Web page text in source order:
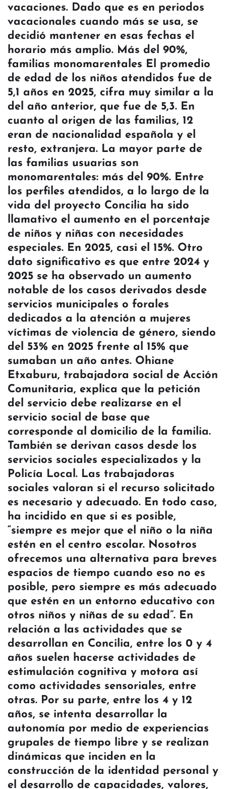
vacaciones. Dado que es en periodos
vacacionales cuando más se usa, se
decidió mantener en esas fechas el
horario más amplio. Más del 90%,
familias monomarentales El promedio
de edad de los niños atendidos fue de
5,1 años en 2025, cifra muy similar a la
del año anterior, que fue de 5,3. En
cuanto al origen de las familias, 12
eran de nacionalidad española y el
resto, extranjera. La mayor parte de
las familias usuarias son
monomarentales: más del 90%. Entre
los perfiles atendidos, a lo largo de la
vida del proyecto Concilia ha sido
llamativo el aumento en el porcentaje
de niños y niñas con necesidades
especiales. En 2025, casi el 15%. Otro
dato significativo es que entre 2024 y
2025 se ha observado un aumento
notable de los casos derivados desde
servicios municipales o forales
dedicados a la atención a mujeres
víctimas de violencia de género, siendo
del 53% en 2025 frente al 15% que
sumaban un año antes. Ohiane
Etxaburu, trabajadora social de Acción
Comunitaria, explica que la petición
del servicio debe realizarse en el
servicio social de base que
corresponde al domicilio de la familia.
También se derivan casos desde los
servicios sociales especializados y la
Policía Local. Las trabajadoras
sociales valoran si el recurso solicitado
es necesario y adecuado. En todo caso,
ha incidido en que si es posible,
“siempre es mejor que el niño o la niña
estén en el centro escolar. Nosotros
ofrecemos una alternativa para breves
espacios de tiempo cuando eso no es
posible, pero siempre es más adecuado
que estén en un entorno educativo con
otros niños y niñas de su edad”. En
relación a las actividades que se
desarrollan en Concilia, entre los 0 y 4
años suelen hacerse actividades de
estimulación cognitiva y motora así
como actividades sensoriales, entre
otras. Por su parte, entre los 4 y 12
años, se intenta desarrollar la
autonomía por medio de experiencias
grupales de tiempo libre y se realizan
dinámicas que inciden en la
construcción de la identidad personal y
el desarrollo de capacidades, valores,